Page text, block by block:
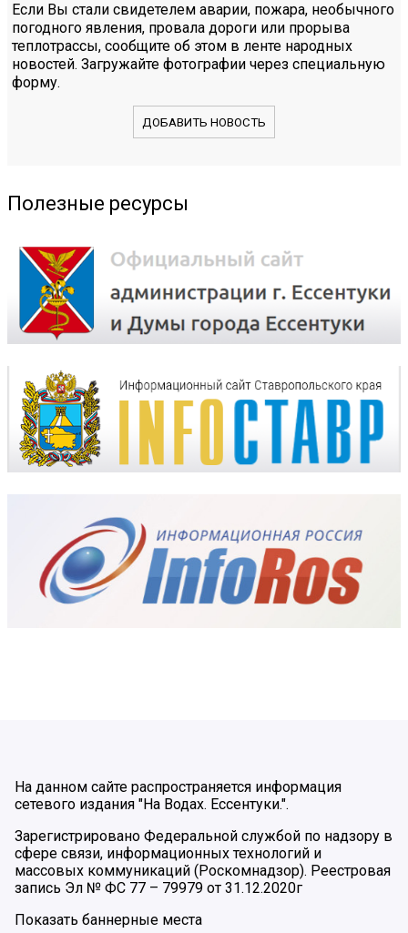
Если Вы стали свидетелем аварии, пожара, необычного
погодного явления, провала дороги или прорыва
теплотрассы, сообщите об этом в ленте народных
новостей. Загружайте фотографии через специальную
форму.
ДОБАВИТЬ НОВОСТЬ
Полезные ресурсы
На данном сайте распространяется информация
сетевого издания "На Водах. Ессентуки.".
Зарегистрировано Федеральной службой по надзору в
сфере связи, информационных технологий и
массовых коммуникаций (Роскомнадзор). Реестровая
запись Эл № ФС 77 – 79979 от 31.12.2020г
Показать баннерные места